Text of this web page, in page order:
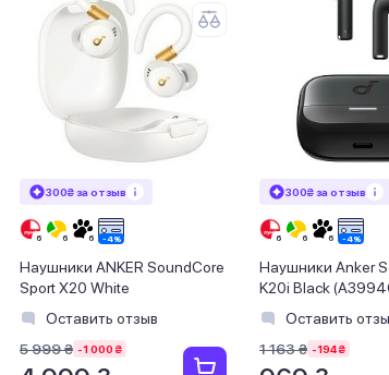
300₴ за отзыв
Наушники ANKER SoundCore
Sport X20 White
Оставить отзыв
5 999 ₴ -1 000 ₴
300₴ за отзыв
Наушники Anker
K20i Black
Оставить
1 163 ₴ -194 ₴